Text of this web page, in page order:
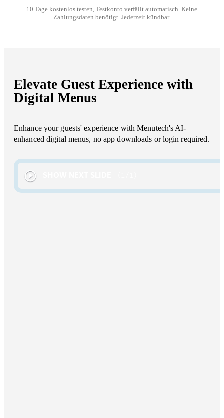
10 Tage kostenlos testen, Testkonto verfällt automatisch. Keine
Zahlungsdaten benötigt. Jederzeit kündbar.
Elevate Guest Experience with
Digital Menus
Enhance your guests' experience with Menutech's AI-
enhanced digital menus, no app downloads or login required.